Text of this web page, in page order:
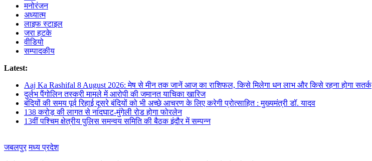
मनोरंजन
अध्यात्म
लाइफ स्टाइल
जरा हटके
वीडियो
सम्पादकीय
Latest:
Aaj Ka Rashifal 8 August 2026: मेष से मीन तक जानें आज का राशिफल, किसे मिलेगा धन लाभ और किसे रहना होगा सतर्क
दुर्लभ पैंगोलिन तस्करी मामले में आरोपी की जमानत याचिका खारिज
बंदियों की समय पूर्व रिहाई दूसरे बंदियों को भी अच्छे आचरण के लिए करेगी प्रोत्साहित : मुख्यमंत्री डॉ. यादव
138 करोड़ की लागत से नांदघाट-मुंगेली रोड होगा फोरलेन
13वीं पश्चिम क्षेत्रीय पुलिस समन्वय समिति की बैठक इंदौर में सम्पन्न
जबलपुर मध्य प्रदेश